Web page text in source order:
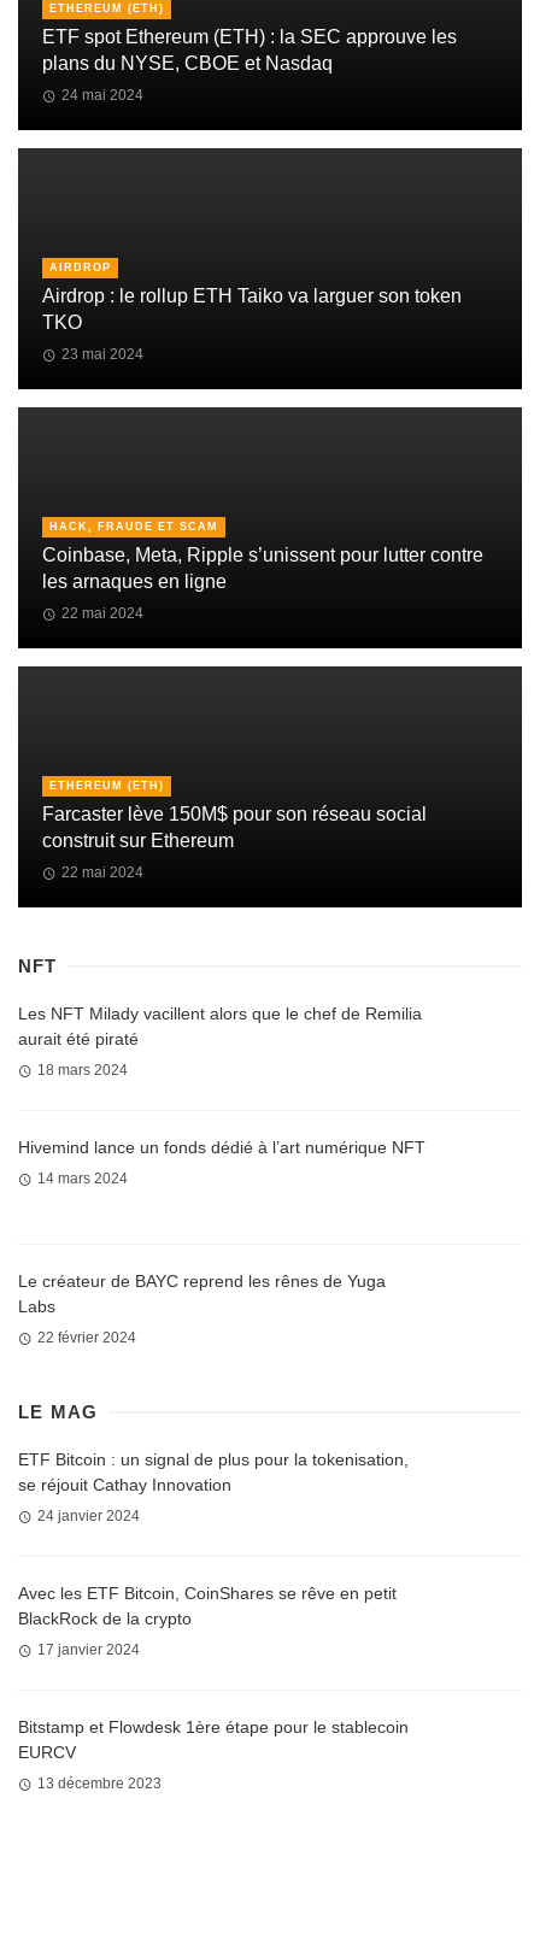
ETHEREUM (ETH)
ETF spot Ethereum (ETH) : la SEC approuve les
plans du NYSE, CBOE et Nasdaq
24 mai 2024
AIRDROP
Airdrop : le rollup ETH Taiko va larguer son token
TKO
23 mai 2024
HACK, FRAUDE ET SCAM
Coinbase, Meta, Ripple s’unissent pour lutter contre
les arnaques en ligne
22 mai 2024
ETHEREUM (ETH)
Farcaster lève 150M$ pour son réseau social
construit sur Ethereum
22 mai 2024
NFT
Les NFT Milady vacillent alors que le chef de Remilia
aurait été piraté
18 mars 2024
Hivemind lance un fonds dédié à l’art numérique NFT
14 mars 2024
Le créateur de BAYC reprend les rênes de Yuga
Labs
22 février 2024
LE MAG
ETF Bitcoin : un signal de plus pour la tokenisation,
se réjouit Cathay Innovation
24 janvier 2024
Avec les ETF Bitcoin, CoinShares se rêve en petit
BlackRock de la crypto
17 janvier 2024
Bitstamp et Flowdesk 1ère étape pour le stablecoin
EURCV
13 décembre 2023